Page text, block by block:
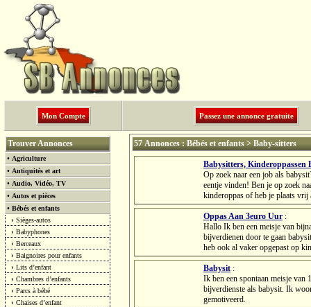
Mon Compte Passez une annonce gratuite
Trouver Annonces
• Agriculture
• Antiquités et art
• Audio, Vidéo, TV
• Autos et pièces
• Bébés et enfants
› Sièges-autos
› Babyphones
› Berceaux
› Baignoires pour enfants
› Lits d’enfant
› Chambres d’enfants
› Parcs à bébé
› Chaises d’enfant
57 Annonces : Bébés et enfants > Baby-sitters
Babysitters, Kinderoppassen
Op zoek naar een job als
eentje vinden! Ben je op zoek
kinderoppas of heb je plaats
Oppas Aan 3euro Uur :
Hallo Ik ben een meisje van
bijverdienen door te gaan
heb ook al vaker opgepast op
Babysit :
Ik ben een spontaan meisje van
bijverdienste als babysit. Ik
gemotiveerd.